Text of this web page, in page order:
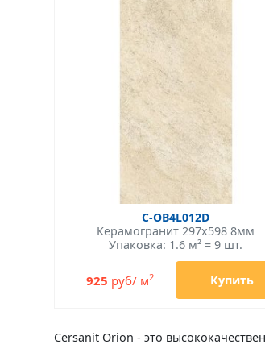
C-OB4L012D
Керамогранит 297x598 8мм
Упаковка: 1.6 м² = 9 шт.
925 руб/ м2 Купить
Cersanit Orion - это